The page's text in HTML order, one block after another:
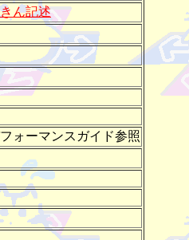
ん記述
ォーマンスガイド参照